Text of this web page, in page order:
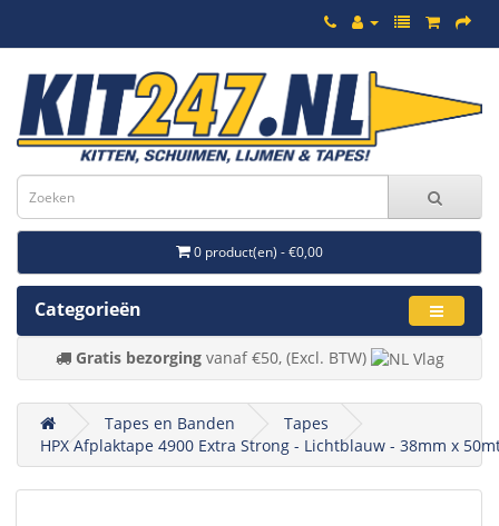
0 product(en) - €0,00
Categorieën
Gratis bezorgingvanaf €50, (Excl. BTW)
Tapes en Banden
Tapes
HPX Afplaktape 4900 Extra Strong - Lichtblauw - 38mm x